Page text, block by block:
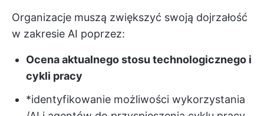
Organizacje muszą zwiększyć swoją dojrzałość
w zakresie AI poprzez:
Ocena aktualnego stosu technologicznego i
cykli pracy
*identyfikowanie możliwości wykorzystania